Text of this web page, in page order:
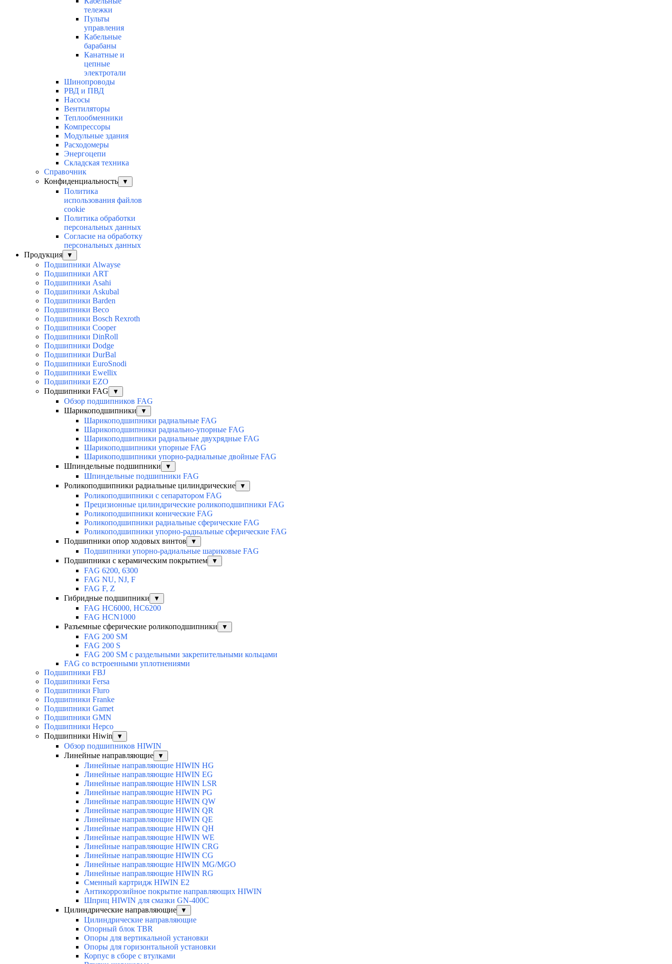
тележки
Пульты
управления
Кабельные
барабаны
Канатные и
цепные
электротали
Шинопроводы
РВД и ПВД
Насосы
Вентиляторы
Теплообменники
Компрессоры
Модульные здания
Расходомеры
Энергоцепи
Складская техника
Справочник
Конфиденциальность
▼
Политика
использования файлов
cookie
Политика обработки
персональных данных
Согласие на обработку
персональных данных
Продукция
▼
Подшипники Alwayse
Подшипники ART
Подшипники Asahi
Подшипники Askubal
Подшипники Barden
Подшипники Beco
Подшипники Bosch Rexroth
Подшипники Cooper
Подшипники DinRoll
Подшипники Dodge
Подшипники DurBal
Подшипники EuroSnodi
Подшипники Ewellix
Подшипники EZO
Подшипники FAG
▼
Обзор подшипников FAG
Шарикоподшипники
▼
Шарикоподшипники радиальные FAG
Шарикоподшипники радиально-упорные FAG
Шарикоподшипники радиальные двухрядные FAG
Шарикоподшипники упорные FAG
Шарикоподшипники упорно-радиальные двойные FAG
Шпиндельные подшипники
▼
Шпиндельные подшипники FAG
Роликоподшипники радиальные цилиндрические
▼
Роликоподшипники с сепаратором FAG
Прецизионные цилиндрические роликоподшипники FAG
Роликоподшипники конические FAG
Роликоподшипники радиальные сферические FAG
Роликоподшипники упорно-радиальные сферические FAG
Подшипники опор ходовых винтов
▼
Подшипники упорно-радиальные шариковые FAG
Подшипники с керамическим покрытием
▼
FAG 6200, 6300
FAG NU, NJ, F
FAG F, Z
Гибридные подшипники
▼
FAG HC6000, HC6200
FAG HCN1000
Разъемные сферические роликоподшипники
▼
FAG 200 SM
FAG 200 S
FAG 200 SM с раздельными закрепительными кольцами
FAG со встроенными уплотнениями
Подшипники FBJ
Подшипники Fersa
Подшипники Fluro
Подшипники Franke
Подшипники Gamet
Подшипники GMN
Подшипники Hepco
Подшипники Hiwin
▼
Обзор подшипников HIWIN
Линейные направляющие
▼
Линейные направляющие HIWIN HG
Линейные направляющие HIWIN EG
Линейные направляющие HIWIN LSR
Линейные направляющие HIWIN PG
Линейные направляющие HIWIN QW
Линейные направляющие HIWIN QR
Линейные направляющие HIWIN QE
Линейные направляющие HIWIN QH
Линейные направляющие HIWIN WE
Линейные направляющие HIWIN CRG
Линейные направляющие HIWIN CG
Линейные направляющие HIWIN MG/MGO
Линейные направляющие HIWIN RG
Сменный картридж HIWIN E2
Антикоррозийное покрытие направляющих HIWIN
Шприц HIWIN для смазки GN-400C
Цилиндрические направляющие
▼
Цилиндрические направляющие
Опорный блок TBR
Опоры для вертикальной установки
Опоры для горизонтальной установки
Корпус в сборе с втулками